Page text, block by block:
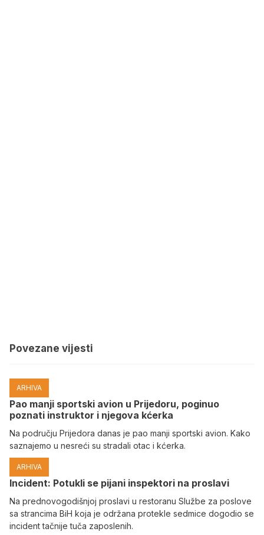
Povezane vijesti
ARHIVA
Pao manji sportski avion u Prijedoru, poginuo
poznati instruktor i njegova kćerka
Na području Prijedora danas je pao manji sportski avion. Kako
saznajemo u nesreći su stradali otac i kćerka.
ARHIVA
Incident: Potukli se pijani inspektori na proslavi
Na prednovogodišnjoj proslavi u restoranu Službe za poslove
sa strancima BiH koja je održana protekle sedmice dogodio se
incident tačnije tuča zaposlenih.